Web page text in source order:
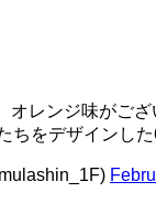
オレンジ味がござ
ちをデザインし